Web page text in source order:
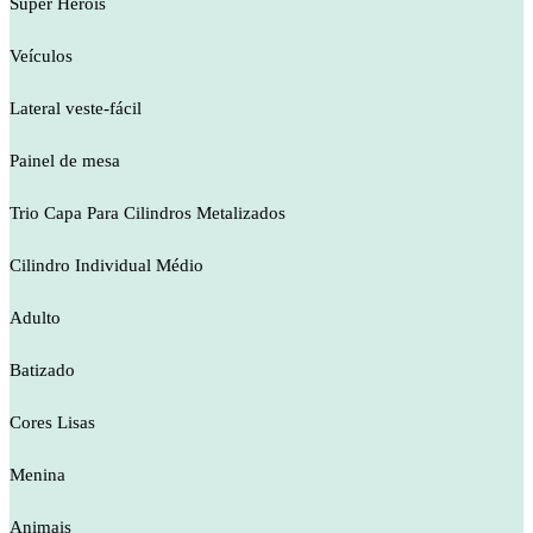
Veículos
Lateral veste-fácil
Painel de mesa
Trio Capa Para Cilindros Metalizados
Cilindro Individual Médio
Adulto
Batizado
Cores Lisas
Menina
Animais